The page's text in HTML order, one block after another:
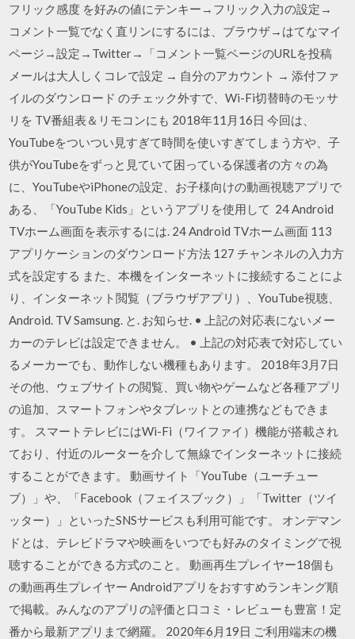
フリック感度 を好みの値にテンキー→フリック入力の設定→
コメント一覧でなく直リンにするには、ブラウザ→はてなマイ
ページ→設定→Twitter→「コメント一覧ページのURLを投稿
メールは大人しくコレで設定 → 自分のアカウント → 添付ファ
イルのダウンロード のチェック外すで、Wi-Fi切替時のモッサ
リを TV番組表＆リモコンにも 2018年11月16日 今回は、
YouTubeをついつい見すぎて時間を使いすぎてしまう方や、子
供がYouTubeをずっと見ていて困っている保護者の方々の為
に、YouTubeやiPhoneの設定、お子様向けの動画視聴アプリで
ある、「YouTube Kids」というアプリを使用して 24 Android
TVホーム画面を表示するには. 24 Android TVホーム画面 113
アプリケーションのダウンロード方法 127 チャンネルの入力方
式を設定する また、本機をインターネットに接続することによ
り、インターネット閲覧（ブラウザアプリ）、YouTube視聴、
Android. TV Samsung. と. お知らせ. • 上記の対応表にないメー
カーのテレビは設定できません。 • 上記の対応表で対応してい
るメーカーでも、動作しない機種もあります。 2018年3月7日
その他、ウェブサイトの閲覧、買い物やゲームなど各種アプリ
の追加、スマートフォンやタブレットとの連携などもできま
す。 スマートテレビにはWi-Fi（ワイファイ）機能が搭載され
ており、付近のルーターを介して無線でインターネットに接続
することができます。 動画サイト「YouTube（ユーチュー
ブ）」や、「Facebook（フェイスブック）」「Twitter（ツイ
ッター）」といったSNSサービスも利用可能です。 オンデマン
ドとは、テレビドラマや映画をいつでも好みのタイミングで視
聴することができる方式のこと。 動画再生プレイヤー18個も
の動画再生プレイヤー Androidアプリをおすすめランキング順
で掲載。みんなのアプリの評価と口コミ・レビューも豊富！定
番から最新アプリまで網羅。 2020年6月19日 ご利用端末の機